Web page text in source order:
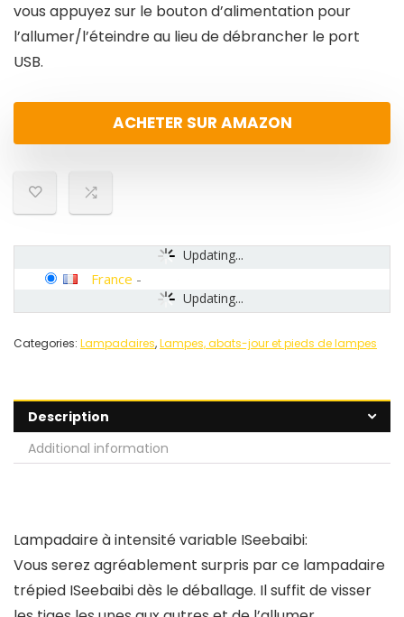
vous appuyez sur le bouton d’alimentation pour
l’allumer/l’éteindre au lieu de débrancher le port
USB.
ACHETER SUR AMAZON
Updating...
Updating...
France -
Categories: Lampadaires,Lampes, abats-jour et pieds de lampes
Description
Additional information
Lampadaire à intensité variable ISeebaibi:
Vous serez agréablement surpris par ce lampadaire
trépied ISeebaibi dès le déballage. Il suffit de visser